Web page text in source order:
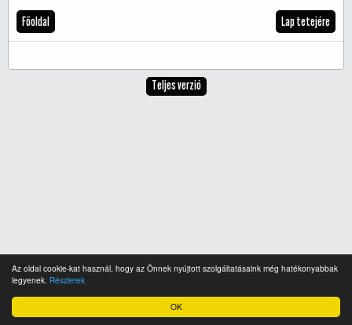
OK
Az oldal cookie-kat használ, hogy az Önnek nyújtott szolgáltatásaink még hatékonyabbak
legyenek. Részletek
Főoldal Lap tetejére
Teljes verzió